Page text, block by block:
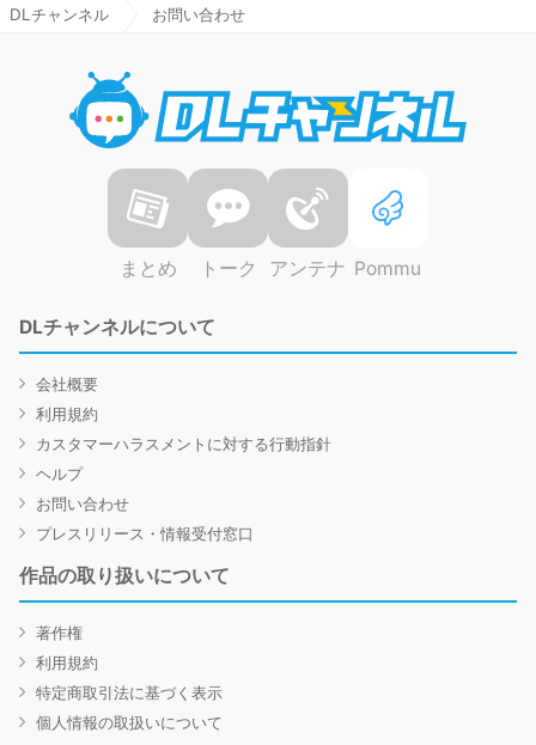
DLチャンネル お問い合わせ
まとめ トーク アンテナ Pommu
DLチャンネルについて
会社概要
利用規約
カスタマーハラスメントに対する行動指針
ヘルプ
お問い合わせ
プレスリリース・情報受付窓口
作品の取り扱いについて
著作権
利用規約
特定商取引法に基づく表示
個人情報の取扱いについて